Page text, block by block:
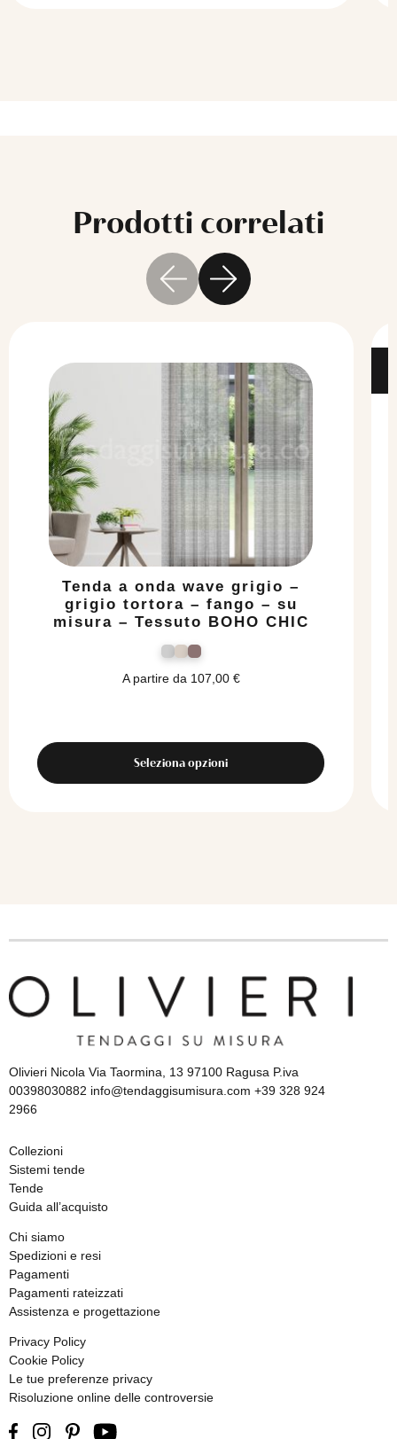
Prodotti correlati
Tenda a onda wave grigio –
grigio tortora – fango – su
misura – Tessuto BOHO CHIC
A partire da 107,00 €
Seleziona opzioni
Olivieri Nicola Via Taormina, 13 97100 Ragusa P.iva
00398030882 info@tendaggisumisura.com +39 328 924
2966
Collezioni
Sistemi tende
Tende
Guida all’acquisto
Chi siamo
Spedizioni e resi
Pagamenti
Pagamenti rateizzati
Assistenza e progettazione
Privacy Policy
Cookie Policy
Le tue preferenze privacy
Risoluzione online delle controversie